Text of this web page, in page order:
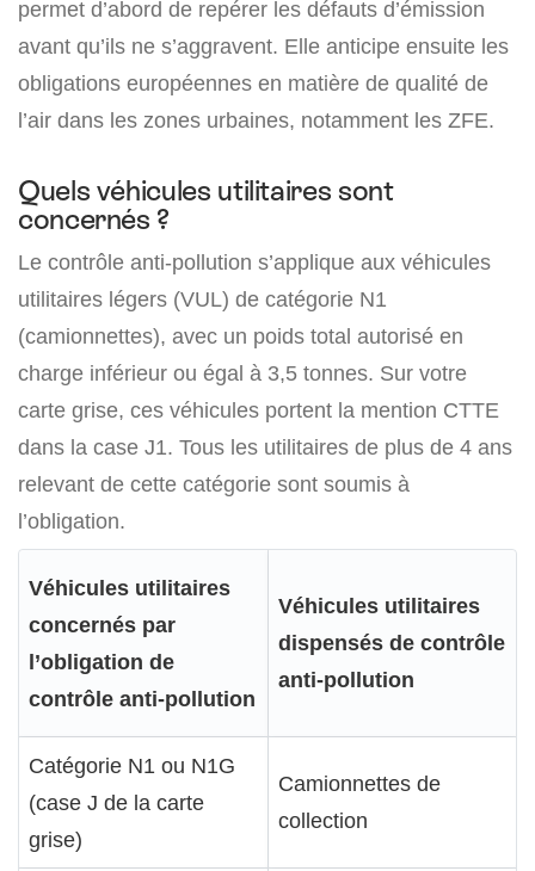
permet d’abord de repérer les défauts d’émission
avant qu’ils ne s’aggravent. Elle anticipe ensuite les
obligations européennes en matière de qualité de
l’air dans les zones urbaines, notamment les ZFE.
Quels véhicules utilitaires sont
concernés ?
Le contrôle anti-pollution s’applique aux véhicules
utilitaires légers (VUL) de catégorie N1
(camionnettes), avec un poids total autorisé en
charge inférieur ou égal à 3,5 tonnes. Sur votre
carte grise, ces véhicules portent la mention CTTE
dans la case J1. Tous les utilitaires de plus de 4 ans
relevant de cette catégorie sont soumis à
l’obligation.
Véhicules utilitaires
concernés par
l’obligation de
contrôle anti-pollution
Véhicules utilitaires
dispensés de contrôle
anti-pollution
Catégorie N1 ou N1G
(case J de la carte
grise)
Camionnettes de
collection